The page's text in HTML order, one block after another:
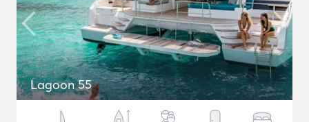
Lagoon 55